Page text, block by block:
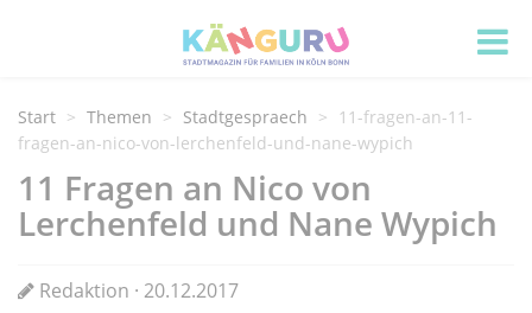
Start Themen Stadtgespraech
11-fragen-an-11-
fragen-an-nico-von-lerchenfeld-und-nane-wypich
11 Fragen an Nico von
Lerchenfeld und Nane Wypich
Redaktion · 20.12.2017